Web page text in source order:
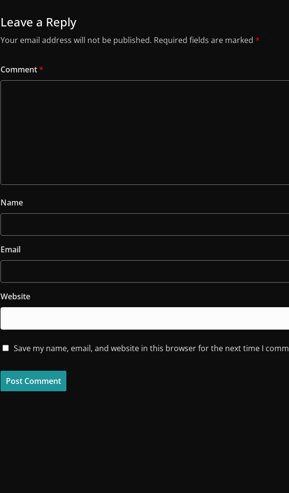
Leave a Reply
Your email address will not be published. Required fields are marked *
Comment*
Name
Email
Website
Save my name, email, and website in this browser for the next time I